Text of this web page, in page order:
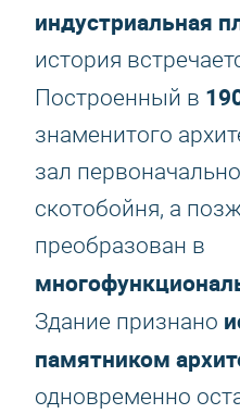
индустриальная
история
Построенный в
знаменитого
зал
скотобойня, а
преобразован в
Здание признано
памятником
одновременно